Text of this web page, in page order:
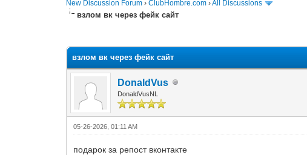
New Discussion Forum ›ClubHombre.com ›All Discussions
взлом вк через фейк сайт
взлом вк через фейк сайт
DonaldVus
DonaldVusNL
05-26-2026, 01:11 AM
подарок за репост вконтакте